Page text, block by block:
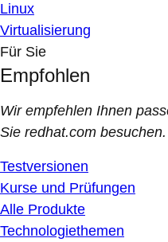
Linux
Virtualisierung
Für Sie
Empfohlen
Wir empfehlen Ihnen
Sie redhat.com
Testversionen
Kurse und Prüfungen
Alle Produkte
Technologiethemen